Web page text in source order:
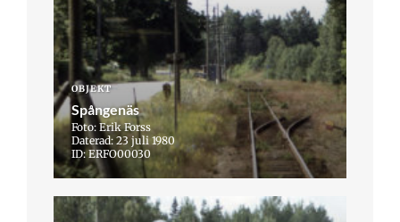
OBJEKT
Spångenäs
Foto: Erik Forss
Daterad: 23 juli 1980
ID: ERFO00030